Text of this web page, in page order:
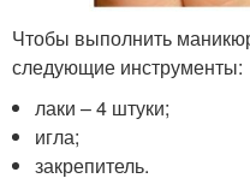
Чтобы выполнить
следующие инструменты:
лаки – 4 штуки;
игла;
закрепитель.